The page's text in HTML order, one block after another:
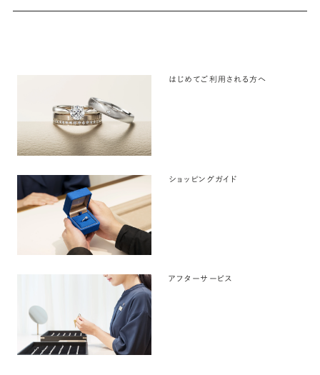
はじめてご利用される方へ
ショッピングガイド
アフターサービス